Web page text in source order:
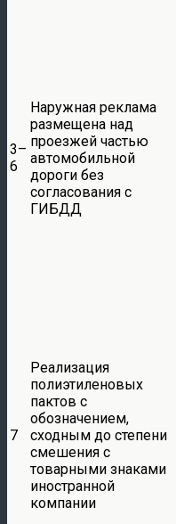
3–
6
Наружная реклама
размещена над
проезжей частью
автомобильной
дороги без
согласования с
ГИБДД
7
Реализация
полиэтиленовых
пактов с
обозначением,
сходным до степени
смешения с
товарными знаками
иностранной
компании